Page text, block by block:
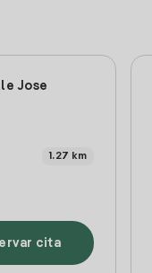
Jose
1.27 km
cita